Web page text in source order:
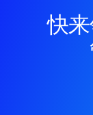
快